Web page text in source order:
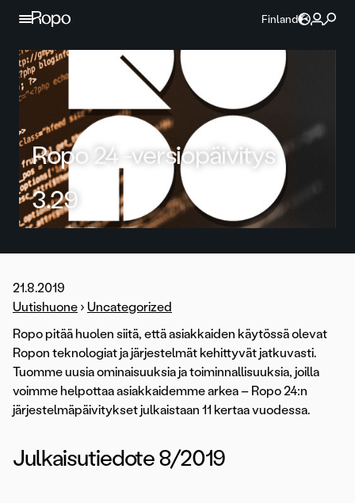
Jatka sisältöön
Finland
Ropo 24 -versiopäivitys
3.29
21.8.2019
Uutishuone › Uncategorized
Ropo pitää huolen siitä, että asiakkaiden käytössä olevat
Ropon teknologiat ja järjestelmät kehittyvät jatkuvasti.
Tuomme uusia ominaisuuksia ja toiminnallisuuksia, joilla
voimme helpottaa asiakkaidemme arkea – Ropo 24:n
järjestelmäpäivitykset julkaistaan 11 kertaa vuodessa.
Julkaisutiedote 8/2019